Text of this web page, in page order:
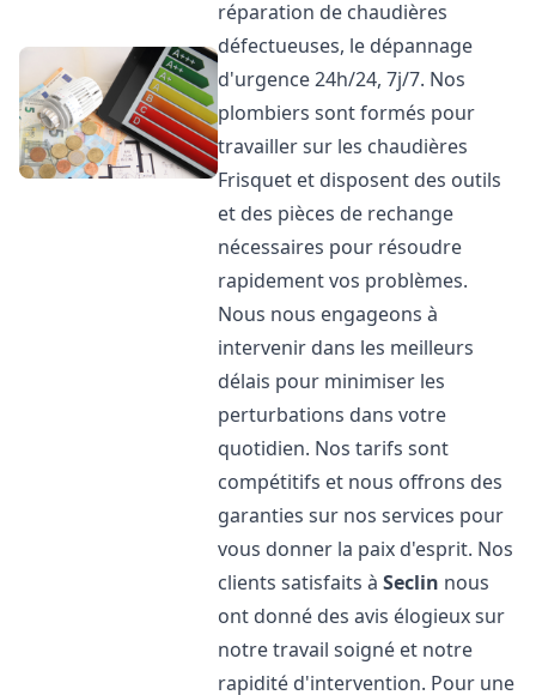
réparation de chaudières
défectueuses, le dépannage
d'urgence 24h/24, 7j/7. Nos
plombiers sont formés pour
travailler sur les chaudières
Frisquet et disposent des outils
et des pièces de rechange
nécessaires pour résoudre
rapidement vos problèmes.
Nous nous engageons à
intervenir dans les meilleurs
délais pour minimiser les
perturbations dans votre
quotidien. Nos tarifs sont
compétitifs et nous offrons des
garanties sur nos services pour
vous donner la paix d'esprit. Nos
clients satisfaits àSeclin nous
ont donné des avis élogieux sur
notre travail soigné et notre
rapidité d'intervention. Pour une